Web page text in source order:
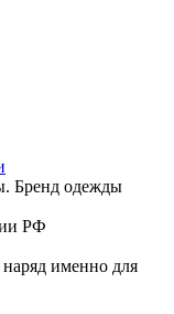
Бренд одежды
РФ
именно для